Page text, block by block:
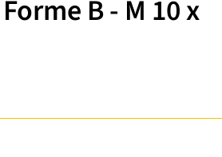
B - M 10 x